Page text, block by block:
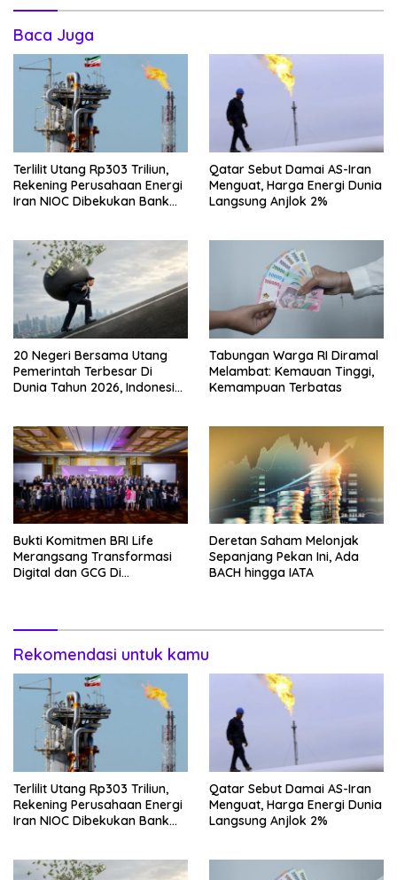
Baca Juga
Terlilit Utang Rp303 Triliun,
Rekening Perusahaan Energi
Iran NIOC Dibekukan Bank
Qatar Sebut Damai AS-Iran
Menguat, Harga Energi Dunia
Langsung Anjlok 2%
20 Negeri Bersama Utang
Pemerintah Terbesar Di
Dunia Tahun 2026, Indonesia
Tabungan Warga RI Diramal
Melambat: Kemauan Tinggi,
Kemampuan Terbatas
Bukti Komitmen BRI Life
Merangsang Transformasi
Digital dan GCG Di
Deretan Saham Melonjak
Sepanjang Pekan Ini, Ada
BACH hingga IATA
Rekomendasi untuk kamu
Terlilit Utang Rp303 Triliun,
Rekening Perusahaan Energi
Iran NIOC Dibekukan Bank
Qatar Sebut Damai AS-Iran
Menguat, Harga Energi Dunia
Langsung Anjlok 2%